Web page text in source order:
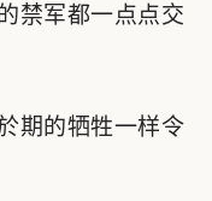
禁军都一点点交
期的牺牲一样令